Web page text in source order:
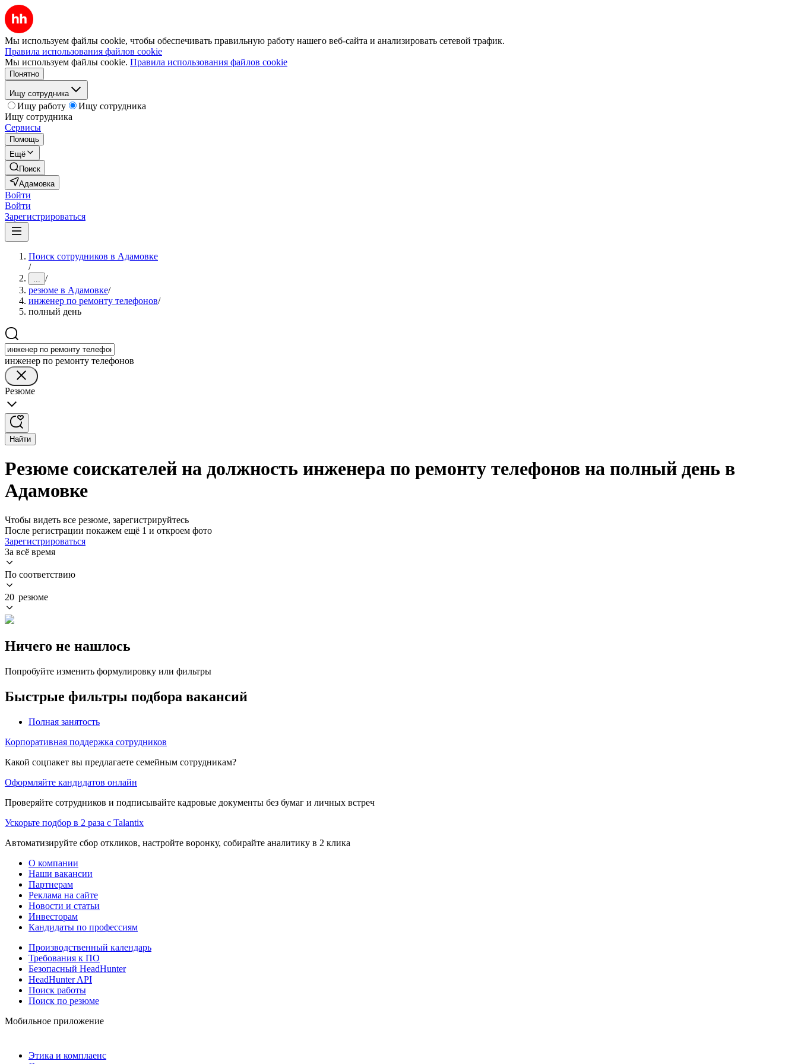
Мы используем файлы cookie, чтобы обеспечивать правильную работу нашего веб-сайта и анализировать сетевой трафик.
Правила использования файлов cookie
Мы используем файлы cookie. Правила использования файлов cookie
Понятно
Ищу сотрудника
Ищу работу
Ищу сотрудника
Ищу сотрудника
Сервисы
Помощь
Ещё
Поиск
Адамовка
Войти
Войти
Зарегистрироваться
Поиск сотрудников в Адамовке
/
... /
резюме в Адамовке/
инженер по ремонту телефонов/
полный день
инженер по ремонту телефонов
Резюме
Найти
Резюме соискателей на должность инженера по ремонту телефонов на полный день в
Адамовке
Чтобы видеть все резюме, зарегистрируйтесь
После регистрации покажем ещё 1 и откроем фото
Зарегистрироваться
За всё время
По соответствию
20 резюме
Ничего не нашлось
Попробуйте изменить формулировку или фильтры
Быстрые фильтры подбора вакансий
Полная занятость
Корпоративная поддержка сотрудников
Какой соцпакет вы предлагаете семейным сотрудникам?
Оформляйте кандидатов онлайн
Проверяйте сотрудников и подписывайте кадровые документы без бумаг и личных встреч
Ускорьте подбор в 2 раза с Talantix
Автоматизируйте сбор откликов, настройте воронку, собирайте аналитику в 2 клика
О компании
Наши вакансии
Партнерам
Реклама на сайте
Новости и статьи
Инвесторам
Кандидаты по профессиям
Производственный календарь
Требования к ПО
Безопасный HeadHunter
HeadHunter API
Поиск работы
Поиск по резюме
Мобильное приложение
Этика и комплаенс